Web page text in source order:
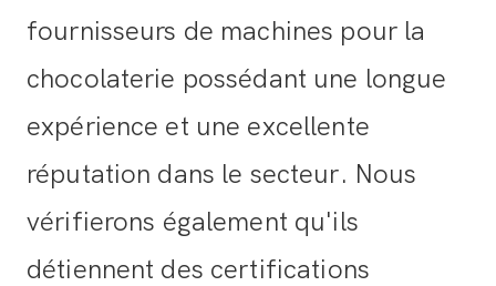
fournisseurs de machines pour la
chocolaterie possédant une longue
expérience et une excellente
réputation dans le secteur. Nous
vérifierons également qu'ils
détiennent des certifications